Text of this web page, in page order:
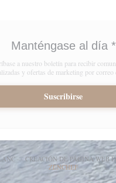
Manténgase al día *
a nuestro boletín para recibir
y ofertas de marketing por correo
Suscribirse
— CREACIÓN DE PÁGINA WEB
ZENCHEF((ABRE EN